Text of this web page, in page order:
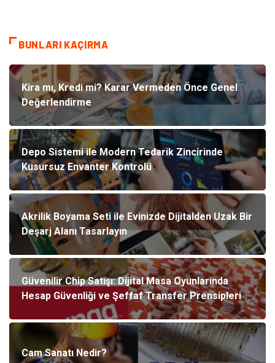
BUNLARI KAÇIRMA
Kira mı, Kredi mi? Karar Vermeden Önce Genel
Değerlendirme
Depo Sistemi ile Modern Tedarik Zincirinde
Kusursuz Envanter Kontrolü
Akrilik Boyama Seti ile Evinizde Dijitalden Uzak Bir
Deşarj Alanı Tasarlayın
Güvenilir Chip Satışı: Dijital Masa Oyunlarında
Hesap Güvenliği ve Şeffaf Transfer Prensipleri
Cam Sanatı Nedir?